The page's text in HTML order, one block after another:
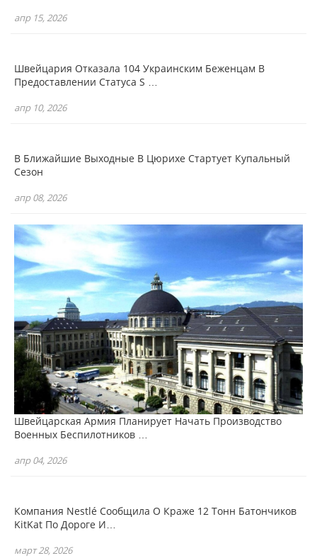
апр 15, 2026
Швейцария Отказала 104 Украинским Беженцам В
Предоставлении Статуса S …
апр 10, 2026
В Ближайшие Выходные В Цюрихе Стартует Купальный
Сезон
апр 08, 2026
Швейцарская Армия Планирует Начать Производство
Военных Беспилотников …
апр 04, 2026
Компания Nestlé Сообщила О Краже 12 Тонн Батончиков
KitKat По Дороге И…
март 28, 2026